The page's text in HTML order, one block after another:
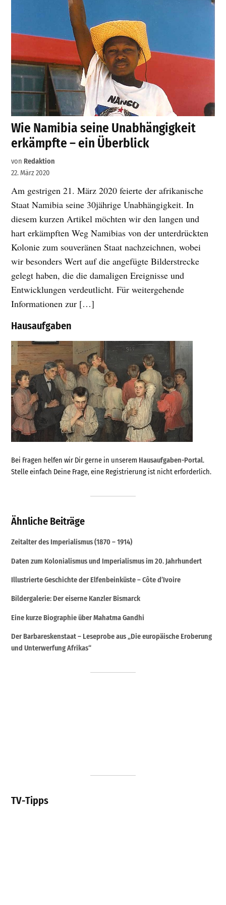
Wie Namibia seine Unabhängigkeit
erkämpfte – ein Überblick
von Redaktion
22. März 2020
Am gestrigen 21. März 2020 feierte der afrikanische
Staat Namibia seine 30jährige Unabhängigkeit. In
diesem kurzen Artikel möchten wir den langen und
hart erkämpften Weg Namibias von der unterdrückten
Kolonie zum souveränen Staat nachzeichnen, wobei
wir besonders Wert auf die angefügte Bilderstrecke
gelegt haben, die die damaligen Ereignisse und
Entwicklungen verdeutlicht. Für weitergehende
Informationen zur […]
Hausaufgaben
Bei Fragen helfen wir Dir gerne in unserem Hausaufgaben-Portal.
Stelle einfach Deine Frage, eine Registrierung ist nicht erforderlich.
Ähnliche Beiträge
Zeitalter des Imperialismus (1870 – 1914)
Daten zum Kolonialismus und Imperialismus im 20. Jahrhundert
Illustrierte Geschichte der Elfenbeinküste – Côte d’Ivoire
Bildergalerie: Der eiserne Kanzler Bismarck
Eine kurze Biographie über Mahatma Gandhi
Der Barbareskenstaat – Leseprobe aus „Die europäische Eroberung
und Unterwerfung Afrikas“
TV-Tipps